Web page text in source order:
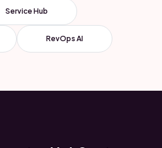
Service Hub
RevOps AI